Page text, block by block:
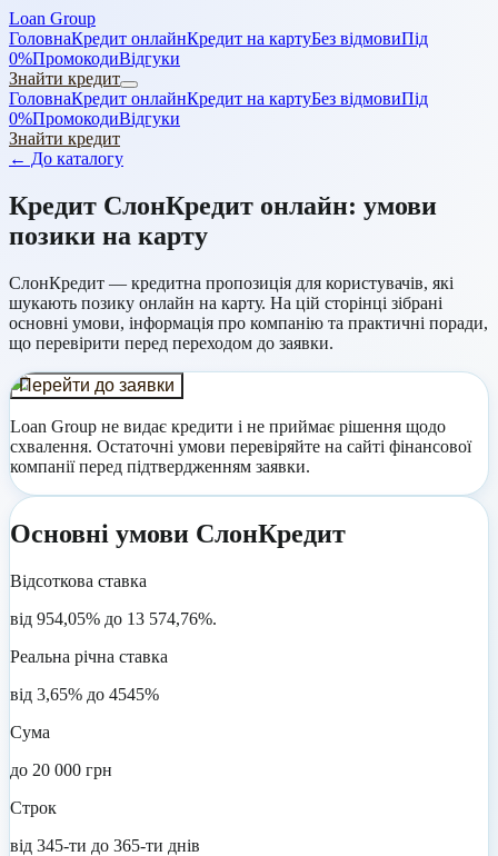
Loan Group
ГоловнаКредит онлайнКредит на картуБез відмовиПід
0%ПромокодиВідгуки
Знайти кредит
ГоловнаКредит онлайнКредит на картуБез відмовиПід
0%ПромокодиВідгуки
Знайти кредит
← До каталогу
Кредит СлонКредит онлайн: умови
позики на карту
СлонКредит — кредитна пропозиція для користувачів, які
шукають позику онлайн на карту. На цій сторінці зібрані
основні умови, інформація про компанію та практичні поради,
що перевірити перед переходом до заявки.
Перейти до заявки
Loan Group не видає кредити і не приймає рішення щодо
схвалення. Остаточні умови перевіряйте на сайті фінансової
компанії перед підтвердженням заявки.
Основні умови СлонКредит
Відсоткова ставка
від 954,05% до 13 574,76%.
Реальна річна ставка
від 3,65% до 4545%
Сума
до 20 000 грн
Строк
від 345-ти до 365-ти днів